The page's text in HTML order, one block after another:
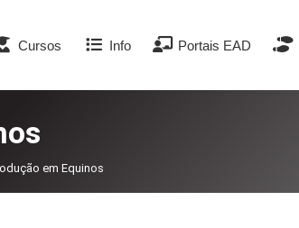
Cursos Info Portais EAD
em Equinos